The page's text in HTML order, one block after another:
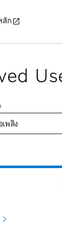
ลัก
พลิง